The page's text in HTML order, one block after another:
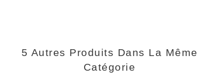
5 Autres Produits Dans La Même
Catégorie